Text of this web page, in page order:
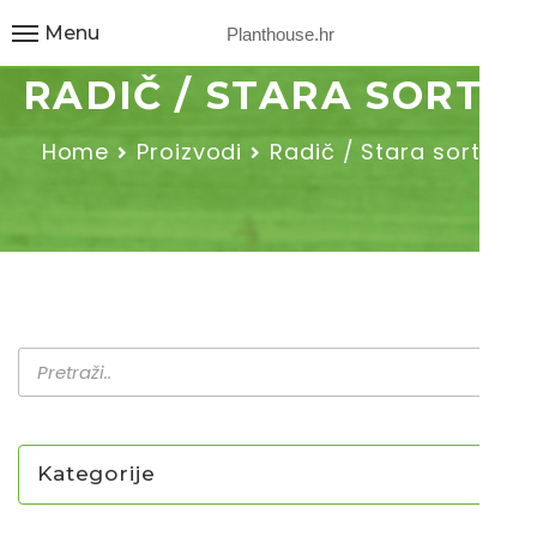
Planthouse.hr
Menu
RADIČ / STARA SORTA
Home Proizvodi Radič / Stara sorta
Kategorije